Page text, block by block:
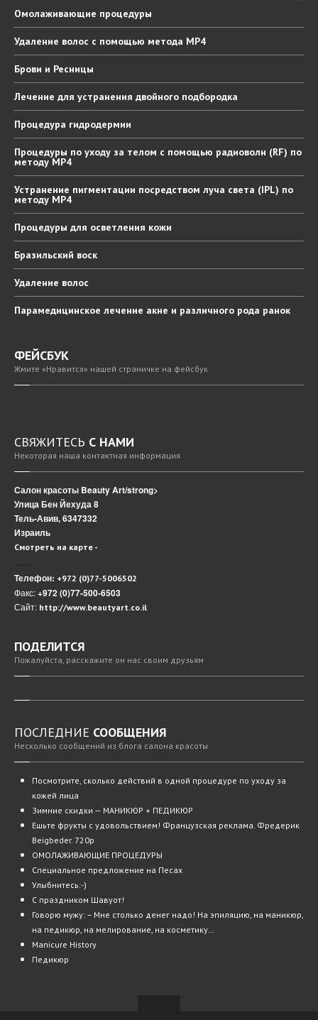
Омолаживающие процедуры
Удаление волос с помощью метода MP4
Брови и Ресницы
Лечение для устранения двойного подбородка
Процедура гидродермии
Процедуры по уходу за телом с помощью радиоволн (RF) по
методу MP4
Устранение пигментации посредством луча света (IPL) по
методу MP4
Процедуры для осветления кожи
Бразильский воск
Удаление волос
Парамедицинское лечение акне и различного рода ранок
ФЕЙСБУК
Жмите «Нравится» нашей страничке на фейсбук
СВЯЖИТЕСЬ С НАМИ
Некоторая наша контактная информация
Салон красоты Beauty Art/strong>
Улица Бен Йехуда 8
Тель-Авив, 6347332
Израиль
Смотреть на карте -
Телефон: +972 (0)77-5006502
Факс:+972 (0)77-500-6503
Сайт: http://www.beautyart.co.il
ПОДЕЛИТСЯ
Пожалуйста, расскажите он нас своим друзьям
ПОСЛЕДНИЕ СООБЩЕНИЯ
Несколько сообщений из блога салона красоты
Посмотрите, сколько действий в одной процедуре по уходу за
кожей лица
Зимние скидки — МАНИКЮР + ПЕДИКЮР
Ешьте фрукты с удовольствием! Французская реклама. Фредерик
Beigbeder. 720p
ОМОЛАЖИВАЮЩИЕ ПРОЦЕДУРЫ
Специальное предложение на Песах
Улыбнитесь:-)
С праздником Шавуот!
Говорю мужу: – Мне столько денег надо! На эпиляцию, на маникюр,
на педикюр, на мелирование, на косметику…
Manicure History
Педикюр